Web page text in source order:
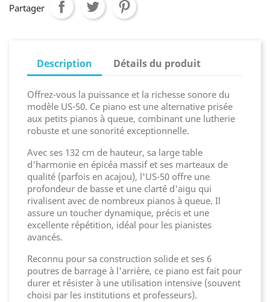
Partager
Description Détails du produit
Offrez-vous la puissance et la richesse sonore du
modèle US-50. Ce piano est une alternative prisée
aux petits pianos à queue, combinant une lutherie
robuste et une sonorité exceptionnelle.
Avec ses 132 cm de hauteur, sa large table
d'harmonie en épicéa massif et ses marteaux de
qualité (parfois en acajou), l'US-50 offre une
profondeur de basse et une clarté d'aigu qui
rivalisent avec de nombreux pianos à queue. Il
assure un toucher dynamique, précis et une
excellente répétition, idéal pour les pianistes
avancés.
Reconnu pour sa construction solide et ses 6
poutres de barrage à l'arrière, ce piano est fait pour
durer et résister à une utilisation intensive (souvent
choisi par les institutions et professeurs).